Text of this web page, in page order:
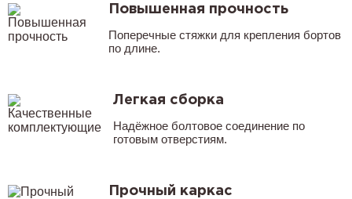
Повышенная прочность
Поперечные стяжки для крепления бортов
по длине.
Легкая сборка
Надёжное болтовое соединение по
готовым отверстиям.
Прочный каркас